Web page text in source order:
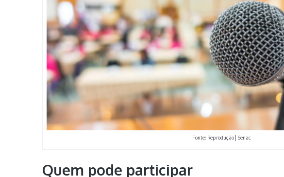
Fonte: Reprodução | Senac
Quem pode participar